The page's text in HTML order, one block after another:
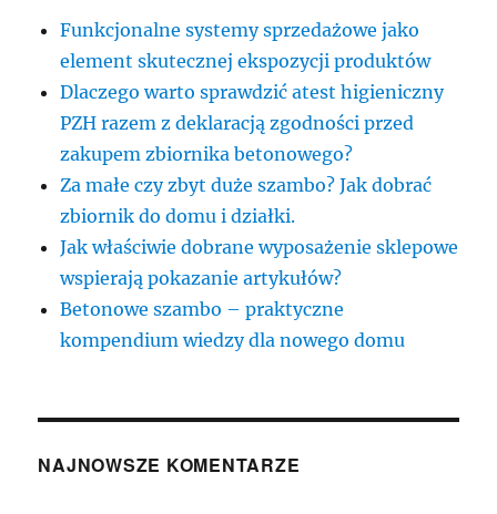
Funkcjonalne systemy sprzedażowe jako
element skutecznej ekspozycji produktów
Dlaczego warto sprawdzić atest higieniczny
PZH razem z deklaracją zgodności przed
zakupem zbiornika betonowego?
Za małe czy zbyt duże szambo? Jak dobrać
zbiornik do domu i działki.
Jak właściwie dobrane wyposażenie sklepowe
wspierają pokazanie artykułów?
Betonowe szambo – praktyczne
kompendium wiedzy dla nowego domu
NAJNOWSZE KOMENTARZE